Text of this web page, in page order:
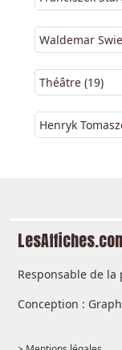
Waldemar
Théâtre (19)
Henryk
Responsable de la
Conception :